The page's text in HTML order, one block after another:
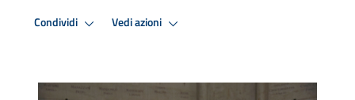
Condividi Vedi azioni